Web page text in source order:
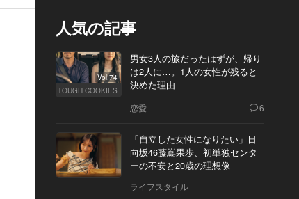
人気の記事
Vol.74
TOUGH COOKIES
男女3人の旅だったはずが、帰り
は2人に…。1人の女性が残ると
決めた理由
恋愛 6
「自立した女性になりたい」日
向坂46藤嶌果歩、初単独センタ
ーの不安と20歳の理想像
ライフスタイル